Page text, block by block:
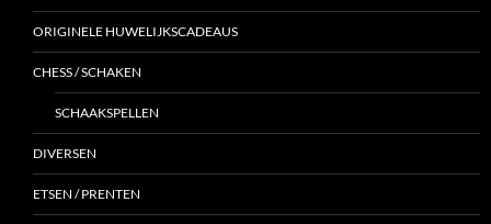
ORIGINELE HUWELIJKSCADEAUS
CHESS / SCHAKEN
SCHAAKSPELLEN
DIVERSEN
ETSEN / PRENTEN